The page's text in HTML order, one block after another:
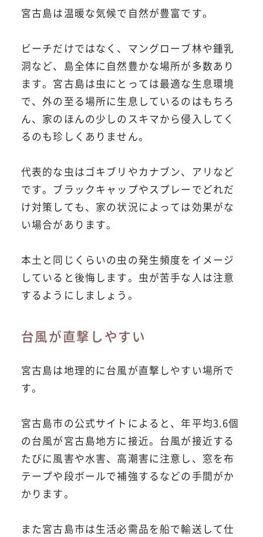
宮古島は温暖な気候で自然が豊富です。
ビーチだけではなく、マングローブ林や鍾乳
洞など、島全体に自然豊かな場所が多数あり
ます。宮古島は虫にとっては最適な生息環境
で、外の至る場所に生息しているのはもちろ
ん、家のほんの少しのスキマから侵入してく
るのも珍しくありません。
代表的な虫はゴキブリやカナブン、アリなど
です。ブラックキャップやスプレーでどれだ
け対策しても、家の状況によっては効果がな
い場合があります。
本土と同じくらいの虫の発生頻度をイメージ
していると後悔します。虫が苦手な人は注意
するようにしましょう。
台風が直撃しやすい
宮古島は地理的に台風が直撃しやすい場所で
す。
宮古島市の公式サイトによると、年平均3.6個
の台風が宮古島地方に接近。台風が接近する
たびに風害や水害、高潮害に注意し、窓を布
テープや段ボールで補強するなどの手間がか
かります。
また宮古島市は生活必需品を船で輸送して仕